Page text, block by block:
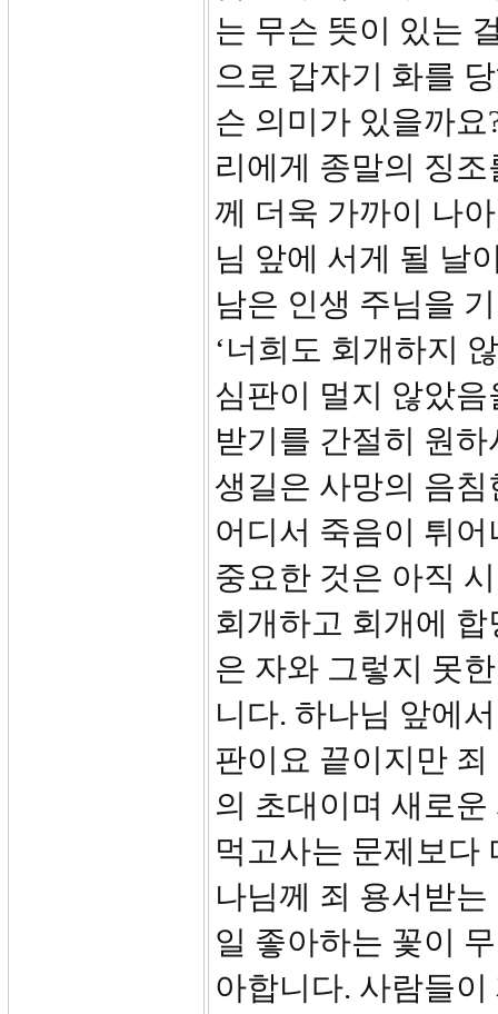
는 무슨 뜻이 있는
으로 갑자기 화를
슨 의미가 있을까
리에게 종말의 징
께 더욱 가까이 나
님 앞에 서게 될 날
남은 인생 주님을
‘너희도 회개하지
심판이 멀지 않았
받기를 간절히 원
생길은 사망의 음
어디서 죽음이 튀
중요한 것은 아직
회개하고 회개에
은 자와 그렇지 못
니다. 하나님 앞에
판이요 끝이지만
의 초대이며 새로
먹고사는 문제보다
나님께 죄 용서받
일 좋아하는 꽃이
아합니다. 사람들